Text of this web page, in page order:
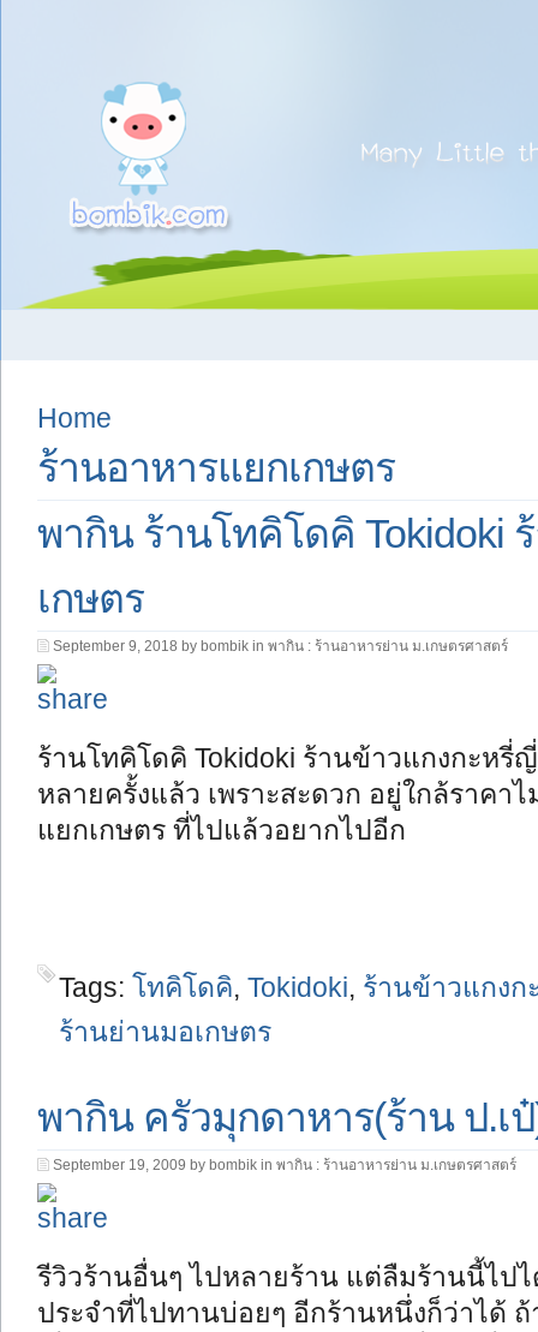
Home
ร้านอาหารแยกเกษตร
พากิน ร้านโทคิโดคิ Tokidoki
เกษตร
September 9, 2018 by bombik in พากิน : ร้านอาหารย่าน ม.เกษตรศาสตร์
ร้านโทคิโดคิ Tokidoki ร้านข้าวแกงกะห
หลายครั้งแล้ว เพราะสะดวก อยู่ใกล้ราคา
แยกเกษตร ที่ไปแล้วอยากไปอีก
Tags: โทคิโดคิ, Tokidoki, ร้านข้าวแกง
ร้านย่านมอเกษตร
พากิน ครัวมุกดาหาร(ร้าน ป.เ
September 19, 2009 by bombik in พากิน : ร้านอาหารย่าน ม.เกษตรศาสตร์
รีวิวร้านอื่นๆ ไปหลายร้าน แต่ลืมร้านนี้ไป
ประจำที่ไปทานบ่อยๆ อีกร้านหนึ่งก็ว่าได้